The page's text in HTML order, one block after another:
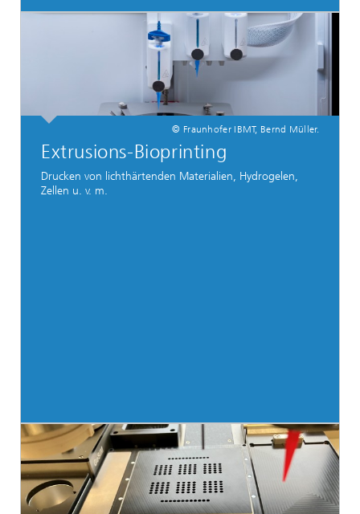
© Fraunhofer IBMT, Bernd Müller.
Extrusions-Bioprinting
Drucken von lichthärtenden Materialien, Hydrogelen,
Zellen u. v. m.